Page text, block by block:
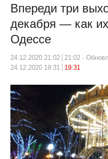
Впереди три
декабря — как
Одессе
24.12.2020 21:02 21:02
24.12.2020 19:31
19:31